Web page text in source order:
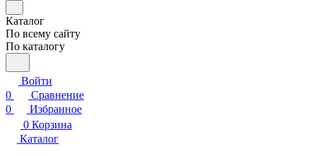
Каталог
По всему сайту
По каталогу
Войти
0
Сравнение
0
Избранное
0 Корзина
Каталог